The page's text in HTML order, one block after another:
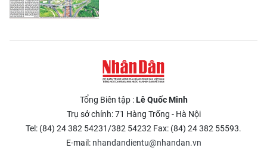
Tổng Biên tập :Lê Quốc Minh
Trụ sở chính: 71 Hàng Trống - Hà Nội
Tel: (84) 24 382 54231/382 54232 Fax: (84) 24 382 55593.
E-mail: nhandandientu@nhandan.vn